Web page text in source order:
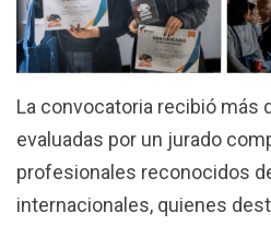
La convocatoria recibió más
evaluadas por un jurado
profesionales reconocidos
internacionales, quienes